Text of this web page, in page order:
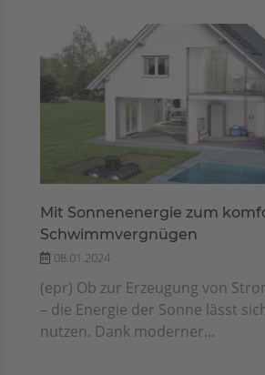
Mit Sonnenenergie zum
Schwimmvergnügen
08.01.2024
(epr) Ob zur Erzeugung von
– die Energie der Sonne lässt
nutzen. Dank moderner...